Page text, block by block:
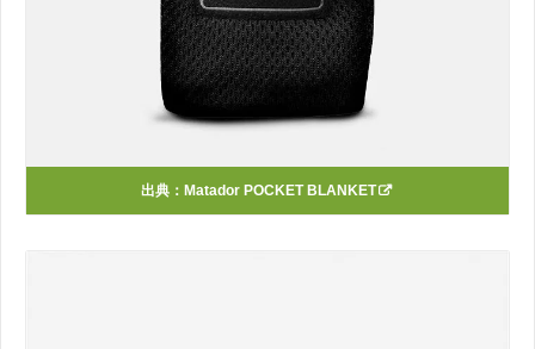
出典： Matador POCKET BLANKET